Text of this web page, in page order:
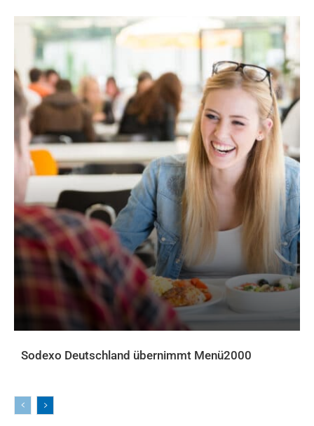
Sodexo Deutschland übernimmt Menü2000